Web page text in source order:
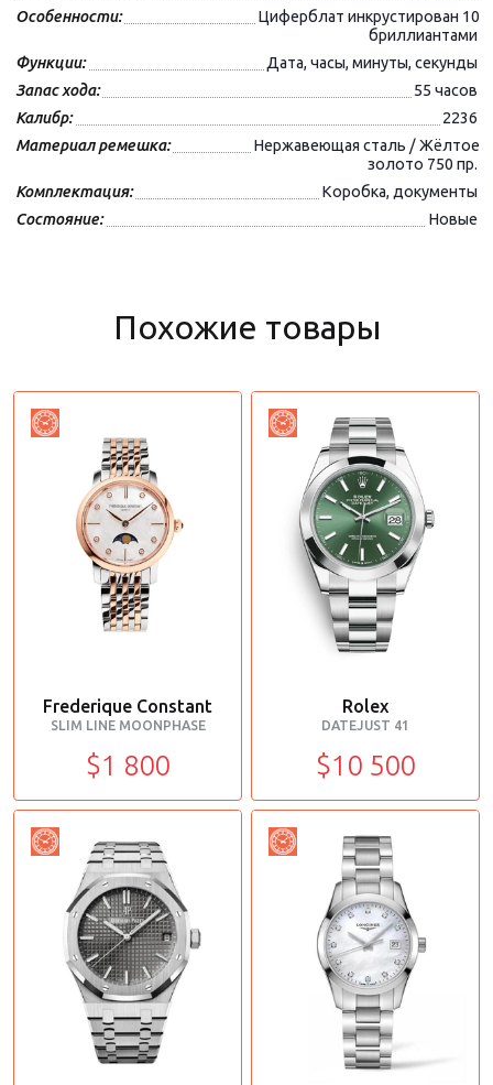
Особенности:
Циферблат инкрустирован 10
бриллиантами
Функции:
Дата, часы, минуты, секунды
Запас хода:
55 часов
Калибр:
2236
Материал ремешка:
Нержавеющая сталь / Жёлтое
золото 750 пр.
Комплектация:
Коробка, документы
Состояние:
Новые
Похожие товары
Frederique Constant
SLIM LINE MOONPHASE
$1 800
Rolex
DATEJUST 41
$10 500